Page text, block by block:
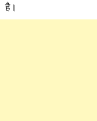
है।